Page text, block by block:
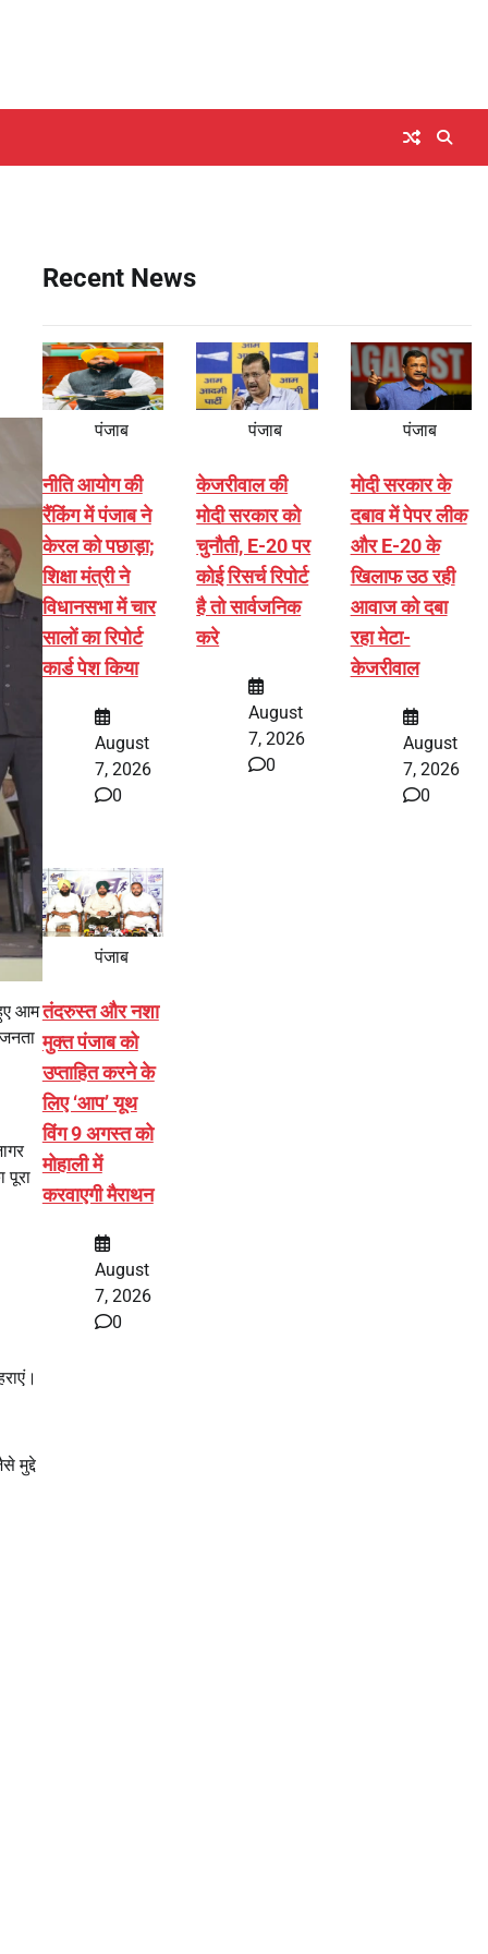
आम
पूरा
मुद्दे
Recent News
पंजाब
नीति आयोग की
रैंकिंग में पंजाब ने
केरल को पछाड़ा;
शिक्षा मंत्री ने
विधानसभा में चार
सालों का रिपोर्ट
कार्ड पेश किया
August
7, 2026
0
पंजाब
केजरीवाल की
मोदी सरकार को
चुनौती, E-20 पर
कोई रिसर्च रिपोर्ट
है तो सार्वजनिक
करे
August
7, 2026
0
पंजाब
मोदी सरकार के
दबाव में पेपर लीक
और E-20 के
खिलाफ उठ रही
आवाज को दबा
रहा मेटा-
केजरीवाल
August
7, 2026
0
पंजाब
तंदरुस्त और नशा
मुक्त पंजाब को
उप्ताहित करने के
लिए ‘आप’ यूथ
विंग 9 अगस्त को
मोहाली में
करवाएगी मैराथन
August
7, 2026
0